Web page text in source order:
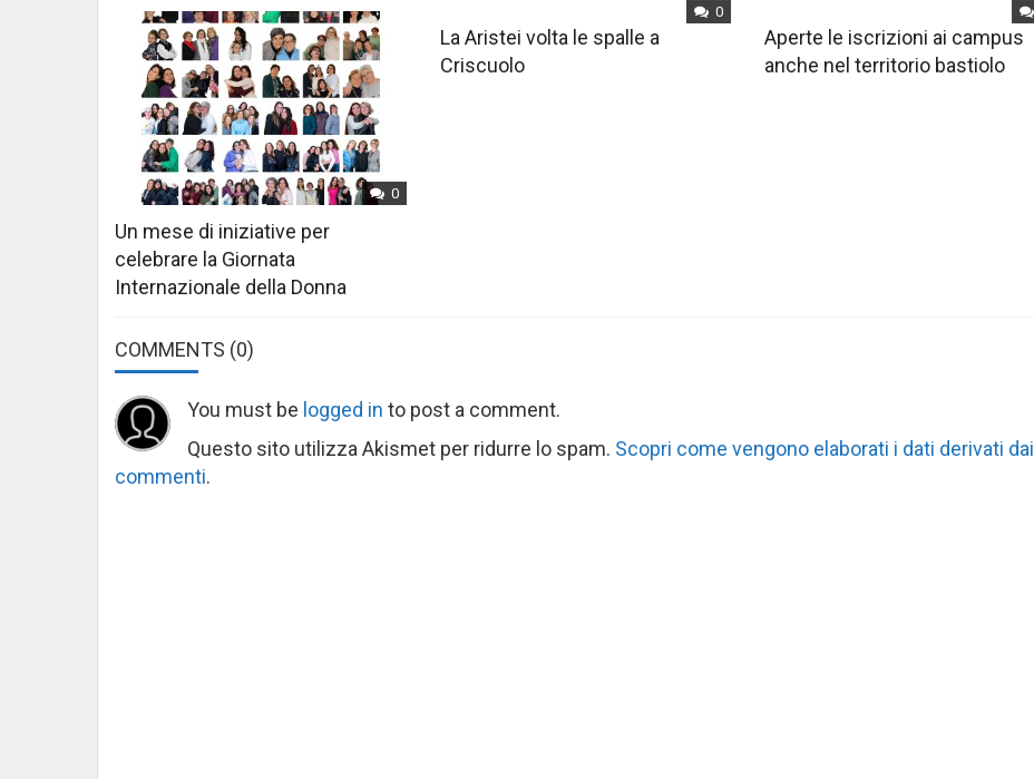
0
Un mese di iniziative per
celebrare la Giornata
Internazionale della Donna
0
La Aristei volta le spalle a
Criscuolo
Aperte le iscrizioni ai campus
anche nel territorio bastiolo
COMMENTS (0)
You must be logged in to post a comment.
Questo sito utilizza Akismet per ridurre lo spam. Scopri come vengono elaborati i dati derivati dai
commenti.